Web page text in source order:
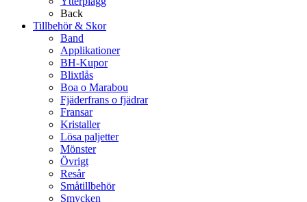
Back
Tillbehör & Skor
Band
Applikationer
BH-Kupor
Blixtlås
Boa o Marabou
Fjäderfrans o fjädrar
Fransar
Kristaller
Lösa paljetter
Mönster
Övrigt
Resår
Småtillbehör
Smycken